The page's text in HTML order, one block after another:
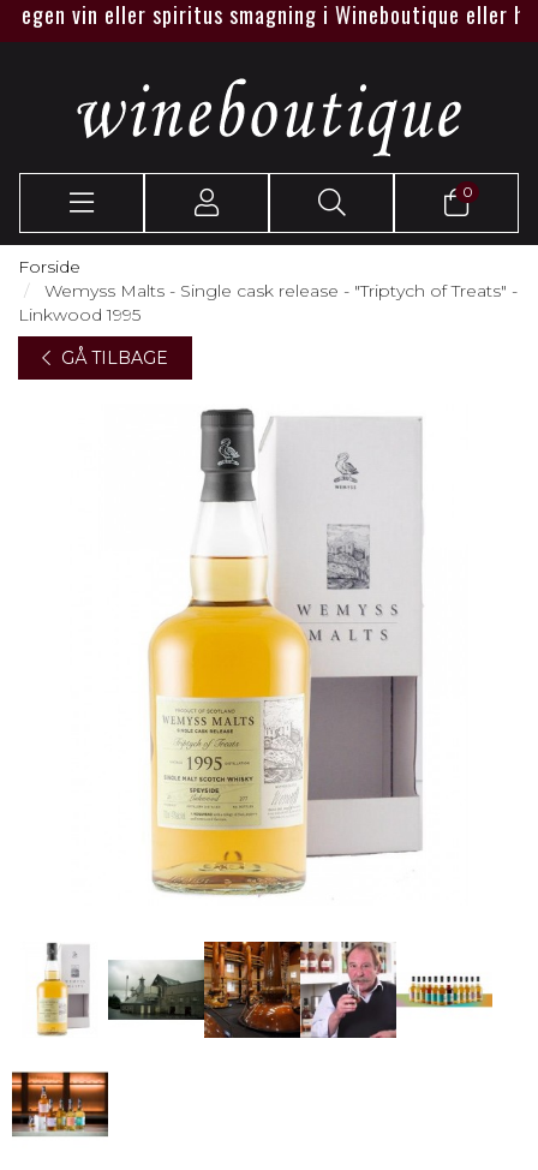
vin eller spiritus smagning i Wineboutique eller hos
0
Forside
Wemyss Malts - Single cask release - "Triptych of Treats" -
Linkwood 1995
GÅ TILBAGE